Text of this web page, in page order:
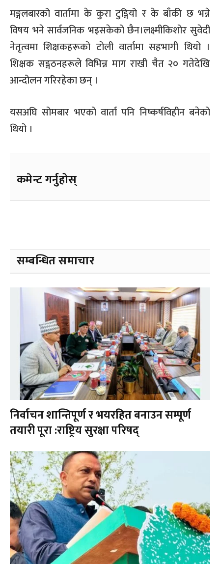
मङ्गलबारको वार्तामा के कुरा टुङ्गियो र के बाँकी छ भन्ने
विषय भने सार्वजनिक भइसकेको छैन।लक्ष्मीकिशोर सुवेदी
नेतृत्वमा शिक्षकहरूको टोली वार्तामा सहभागी थियो ।
शिक्षक सङ्गठनहरूले विभिन्न माग राखी चैत २० गतेदेखि
आन्दोलन गरिरहेका छन् ।
यसअघि सोमबार भएको वार्ता पनि निष्कर्षविहीन बनेको
थियो ।
कमेन्ट गर्नुहोस्
सम्बन्धित समाचार
निर्वाचन शान्तिपूर्ण र भयरहित बनाउन सम्पूर्ण
तयारी पूरा :राष्ट्रिय सुरक्षा परिषद्